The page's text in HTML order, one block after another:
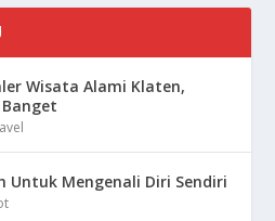
Wisata Alami Klaten,
Untuk Mengenali Diri Sendiri